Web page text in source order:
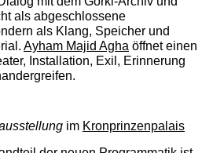
als abgeschlossene
als Klang, Speicher und
Ayham Majid Aghaöffnet einen
Installation, Exil, Erinnerung
im Kronprinzenpalais